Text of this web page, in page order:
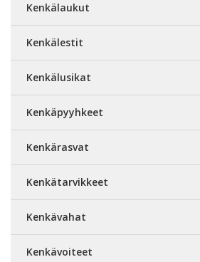
Kenkälaukut
Kenkälestit
Kenkälusikat
Kenkäpyyhkeet
Kenkärasvat
Kenkätarvikkeet
Kenkävahat
Kenkävoiteet